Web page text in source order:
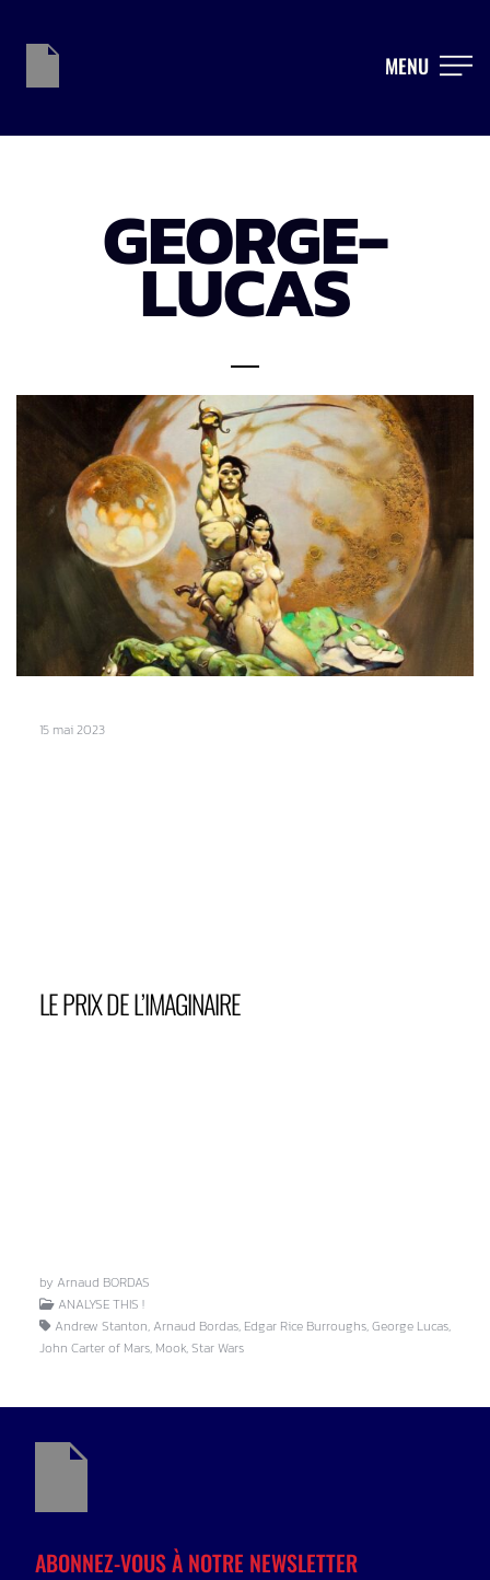
MENU
GEORGE-
LUCAS
15 mai 2023
LE PRIX DE L’IMAGINAIRE
by Arnaud BORDAS
ANALYSE THIS !
Andrew Stanton, Arnaud Bordas, Edgar Rice Burroughs, George Lucas,
John Carter of Mars, Mook, Star Wars
ABONNEZ-VOUS À NOTRE NEWSLETTER